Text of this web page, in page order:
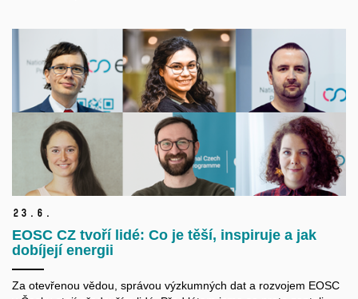
23. 6.
EOSC CZ tvoří lidé: Co je těší, inspiruje a jak
dobíjejí energii
Za otevřenou vědou, správou výzkumných dat a rozvojem EOSC